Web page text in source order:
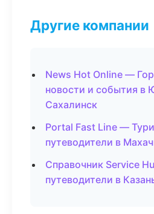
Другие компании
News Hot Online —
новости и события в
Сахалинск
Portal Fast Line —
путеводители в
Справочник Service
путеводители в